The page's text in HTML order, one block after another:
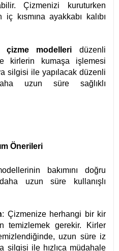
Çizmenizi kuruturken
kısmına ayakkabı kalıbı
çizme modelleri düzenli
kirlerin kumaşa işlemesi
silgisi ile yapılacak düzenli
uzun süre sağlıklı
Önerileri
bakımını doğru
uzun süre kullanışlı
: Çizmenize herhangi bir kir
temizlemek gerekir. Kirler
uzun süre iz
silgisi ile hızlıca müdahale